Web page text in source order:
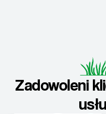
Zadowoleni